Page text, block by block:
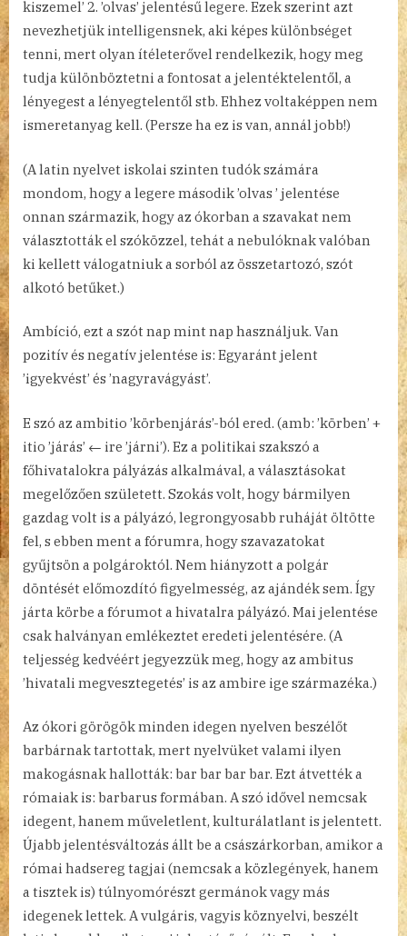
kiszemel’ 2. ’olvas’ jelentésű legere. Ezek szerint azt
nevezhetjük intelligensnek, aki képes különbséget
tenni, mert olyan ítéleterővel rendelkezik, hogy meg
tudja különböztetni a fontosat a jelentéktelentől, a
lényegest a lényegtelentől stb. Ehhez voltaképpen nem
ismeretanyag kell. (Persze ha ez is van, annál jobb!)
(A latin nyelvet iskolai szinten tudók számára
mondom, hogy a legere második ’olvas ’ jelentése
onnan származik, hogy az ókorban a szavakat nem
választották el szóközzel, tehát a nebulóknak valóban
ki kellett válogatniuk a sorból az összetartozó, szót
alkotó betűket.)
Ambíció, ezt a szót nap mint nap használjuk. Van
pozitív és negatív jelentése is: Egyaránt jelent
’igyekvést’ és ’nagyravágyást’.
E szó az ambitio ’körbenjárás’-ból ered. (amb: ’körben’ +
itio ’járás’ ← ire ’járni’). Ez a politikai szakszó a
főhivatalokra pályázás alkalmával, a választásokat
megelőzően született. Szokás volt, hogy bármilyen
gazdag volt is a pályázó, legrongyosabb ruháját öltötte
fel, s ebben ment a fórumra, hogy szavazatokat
gyűjtsön a polgároktól. Nem hiányzott a polgár
döntését előmozdító figyelmesség, az ajándék sem. Így
járta körbe a fórumot a hivatalra pályázó. Mai jelentése
csak halványan emlékeztet eredeti jelentésére. (A
teljesség kedvéért jegyezzük meg, hogy az ambitus
’hivatali megvesztegetés’ is az ambire ige származéka.)
Az ókori görögök minden idegen nyelven beszélőt
barbárnak tartottak, mert nyelvüket valami ilyen
makogásnak hallották: bar bar bar bar. Ezt átvették a
rómaiak is: barbarus formában. A szó idővel nemcsak
idegent, hanem műveletlent, kulturálatlant is jelentett.
Újabb jelentésváltozás állt be a császárkorban, amikor a
római hadsereg tagjai (nemcsak a közlegények, hanem
a tisztek is) túlnyomórészt germánok vagy más
idegenek lettek. A vulgáris, vagyis köznyelvi, beszélt